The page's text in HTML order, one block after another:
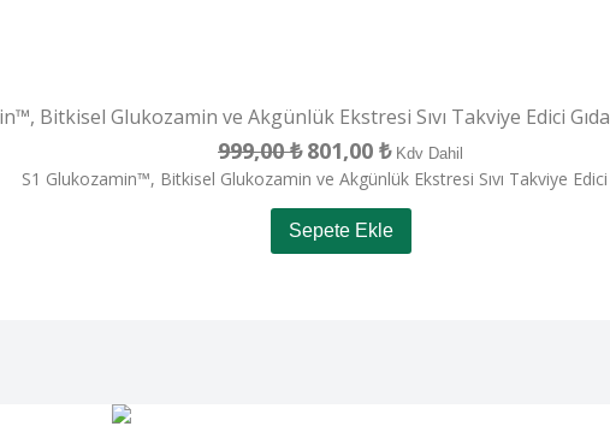
Bitkisel Glukozamin ve Akgünlük Ekstresi Sıvı Takviye Edici
999,00₺ Orijinal
fiyat:
999,00 ₺.
801,00 ₺Şu
andaki
fiyat:
801,00 ₺.
Kdv Dahil
S1 Glukozamin™, Bitkisel Glukozamin ve Akgünlük Ekstresi Sıvı Takviye Edici
Sepete Ekle